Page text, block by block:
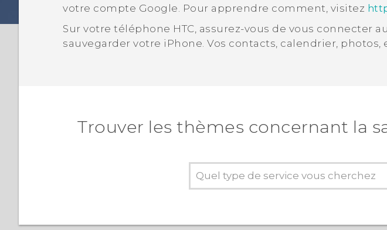
votre compte Google . Pour apprendre comment, visitez
Sur votre téléphone HTC, assurez-vous de vous connecter
sauvegarder votre iPhone Vos contacts, calendrier, photos,
Trouver les thèmes concernant la